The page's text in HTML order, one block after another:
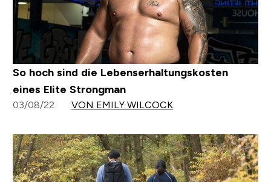
So hoch sind die Lebenserhaltungskosten
eines Elite Strongman
03/08/22 VON EMILY WILCOCK